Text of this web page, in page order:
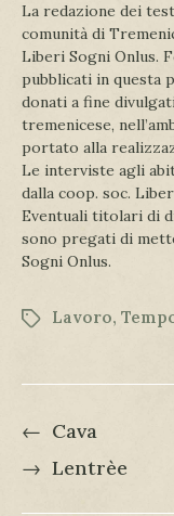
La redazione dei
comunità di
Liberi Sogni Onlus.
pubblicati in questa
donati a fine
tremenicese,
portato alla
Le interviste agli
dalla coop. soc.
Eventuali titolari di
sono pregati di
Sogni Onlus.
Lavoro,
← Cava
→ Lentrèe